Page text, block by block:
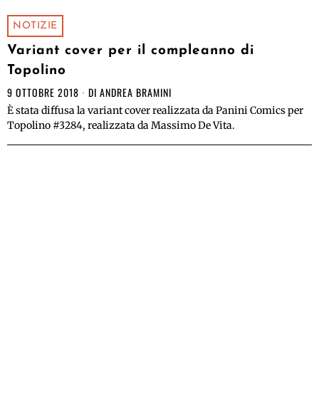
NOTIZIE
Variant cover per il compleanno di
Topolino
9 OTTOBRE 2018 DI ANDREA BRAMINI
È stata diffusa la variant cover realizzata da Panini Comics per
Topolino #3284, realizzata da Massimo De Vita.